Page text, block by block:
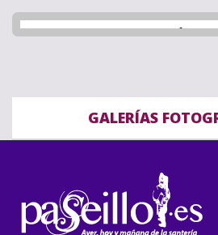
GALERÍAS